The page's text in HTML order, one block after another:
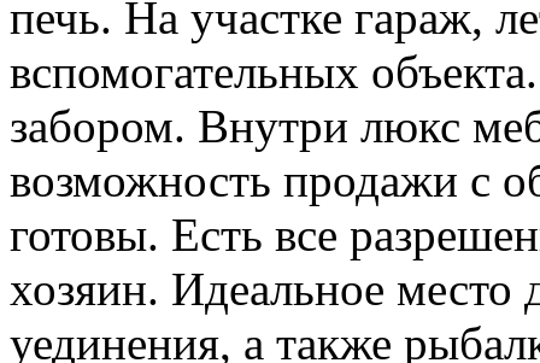
печь. На участке гараж,
вспомогательных
забором. Внутри люкс
возможность продажи с
готовы. Есть все
хозяин. Идеальное
уединения, а также